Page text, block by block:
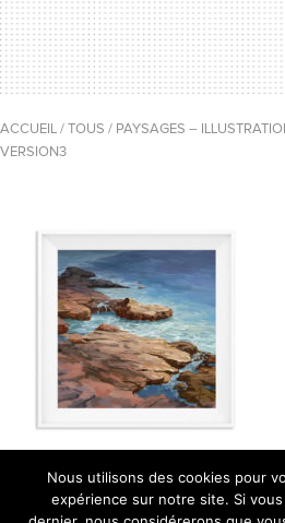
ACCUEIL / TOUS / PAYSAGES –
VERSION3
Nous utilisons des cookies pour
expérience sur notre site. Si